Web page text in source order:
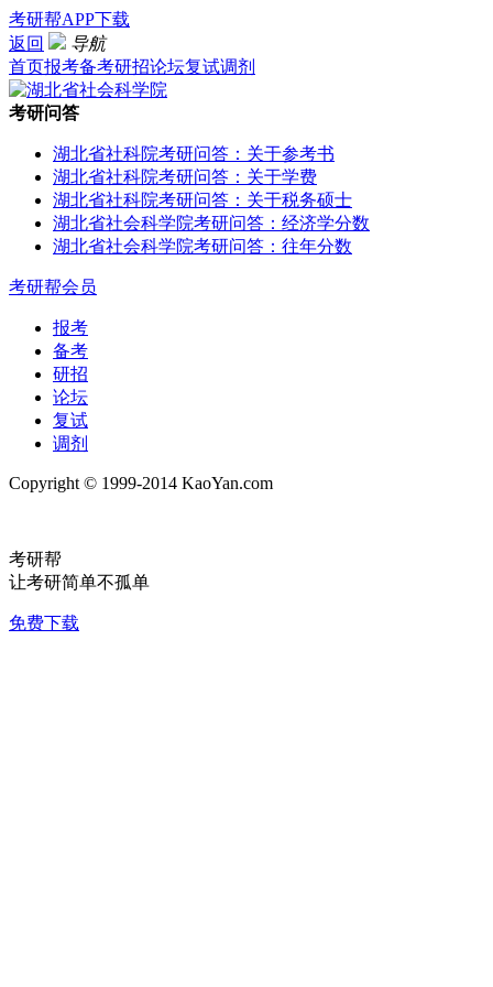
考研帮APP下载
返回
导航
首页报考备考研招论坛复试调剂
考研问答
湖北省社科院考研问答：关于参考书
湖北省社科院考研问答：关于学费
湖北省社科院考研问答：关于税务硕士
湖北省社会科学院考研问答：经济学分数
湖北省社会科学院考研问答：往年分数
考研帮会员
报考
备考
研招
论坛
复试
调剂
Copyright © 1999-2014 KaoYan.com
考研帮
让考研简单不孤单
免费下载